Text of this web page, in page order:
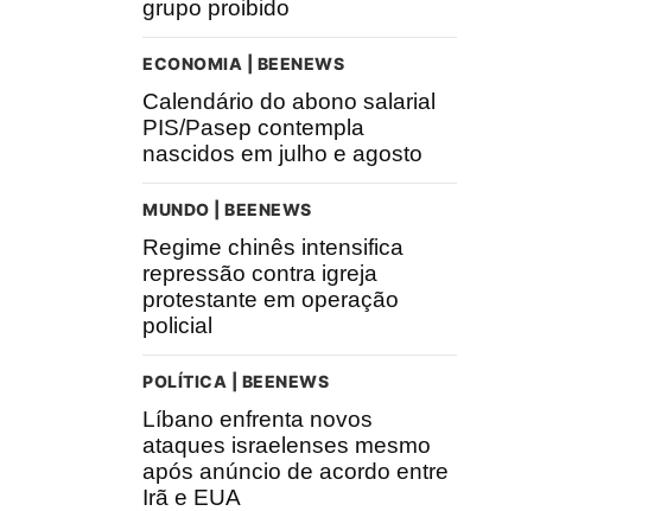
grupo proibido
ECONOMIA | BEENEWS
Calendário do abono salarial
PIS/Pasep contempla
nascidos em julho e agosto
MUNDO | BEENEWS
Regime chinês intensifica
repressão contra igreja
protestante em operação
policial
POLÍTICA | BEENEWS
Líbano enfrenta novos
ataques israelenses mesmo
após anúncio de acordo entre
Irã e EUA